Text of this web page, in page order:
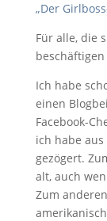
„Der
Für alle, die
Ich habe
einen
Facebook-
ich habe
gezögert.
alt, auch
Zum